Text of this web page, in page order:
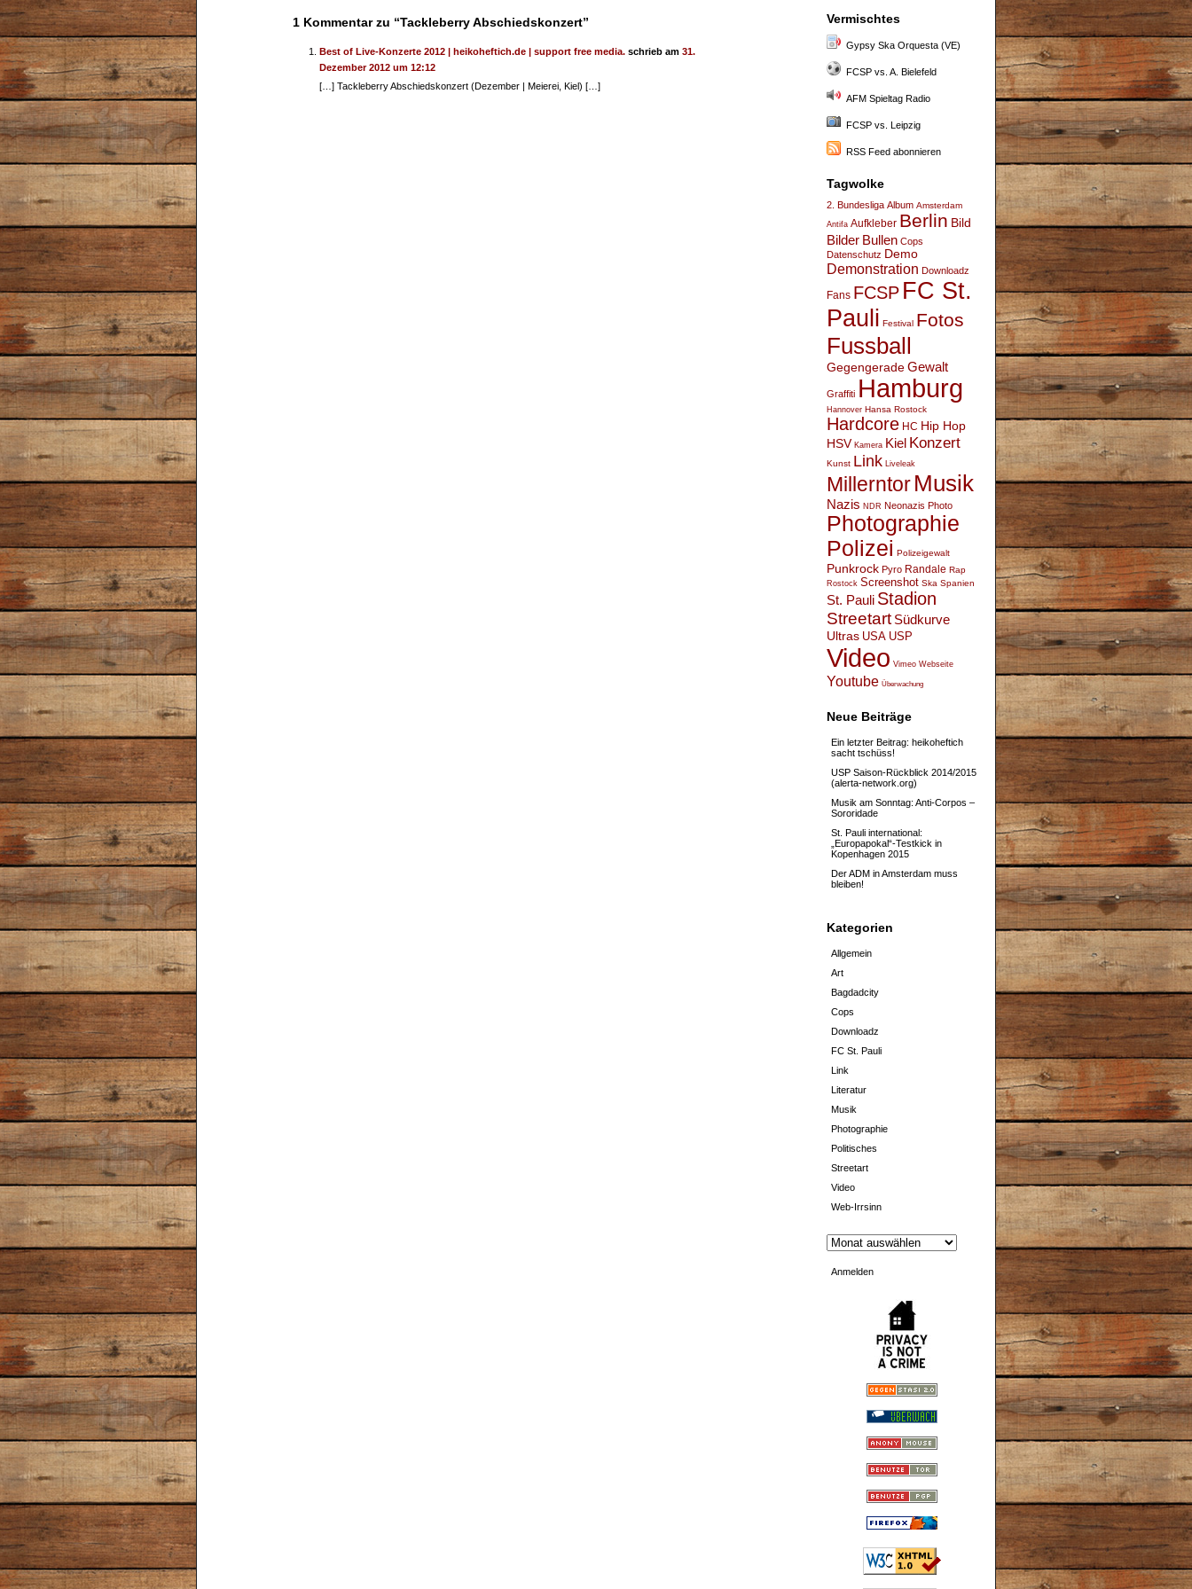
Vermischtes
Gypsy Ska Orquesta (VE)
FCSP vs. A. Bielefeld
AFM Spieltag Radio
FCSP vs. Leipzig
RSS Feed abonnieren
Tagwolke
2. Bundesliga Album Amsterdam
Antifa Aufkleber Berlin Bild
Bilder Bullen Cops
Datenschutz Demo
Demonstration Downloadz
Fans FCSP FC St.
Pauli Festival Fotos
Fussball
GegengeradeGewalt
Graffiti Hamburg
Hannover Hansa Rostock
Hardcore HC Hip Hop
HSV Kamera Kiel Konzert
Kunst Link Liveleak
Millerntor Musik
Nazis NDR Neonazis Photo
Photographie
Polizei Polizeigewalt
Punkrock Pyro Randale Rap
Rostock Screenshot Ska Spanien
St. Pauli Stadion
Streetart Südkurve
Ultras USA USP
Video Vimeo Webseite
Youtube Überwachung
Neue Beiträge
Ein letzter Beitrag: heikoheftich
sacht tschüss!
USP Saison-Rückblick 2014/2015
(alerta-network.org)
Musik am Sonntag: Anti-Corpos –
Sororidade
St. Pauli international:
„Europapokal“-Testkick in
Kopenhagen 2015
Der ADM in Amsterdam muss
bleiben!
Kategorien
Allgemein
Art
Bagdadcity
Cops
Downloadz
FC St. Pauli
Link
Literatur
Musik
Photographie
Politisches
Streetart
Video
Web-Irrsinn
Anmelden
1 Kommentar zu “Tackleberry Abschiedskonzert”
Best of Live-Konzerte 2012 | heikoheftich.de | support free media. schrieb am 31.
Dezember 2012 um 12:12
[…] Tackleberry Abschiedskonzert (Dezember | Meierei, Kiel) […]